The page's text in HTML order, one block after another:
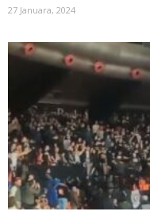
27 Januara, 2024